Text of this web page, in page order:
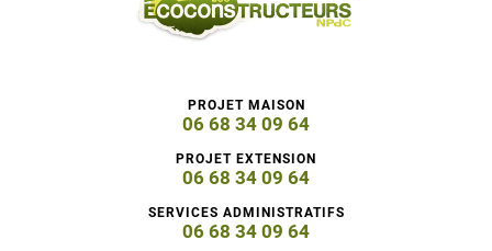
PROJET MAISON
06 68 34 09 64
PROJET EXTENSION
06 68 34 09 64
SERVICES ADMINISTRATIFS
06 68 34 09 64